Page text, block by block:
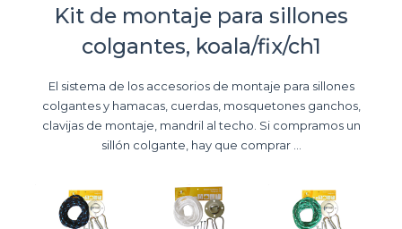
Kit de montaje para sillones
colgantes, koala/fix/ch1
El sistema de los accesorios de montaje para sillones
colgantes y hamacas, cuerdas, mosquetones ganchos,
clavijas de montaje, mandril al techo. Si compramos un
sillón colgante, hay que comprar ...